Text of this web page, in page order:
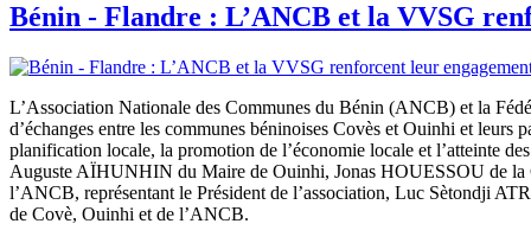
Bénin - Flandre : L’ANCB et la VVSG
L’Association Nationale des Communes du Bénin (ANCB) et la
d’échanges entre les communes béninoises Covès et Ouinhi et
planification locale, la promotion de l’économie locale et l’atteinte
Auguste AÏHUNHIN du Maire de Ouinhi, Jonas HOUESSOU de
l’ANCB, représentant le Président de l’association, Luc Sètondji
de Covè, Ouinhi et de l’ANCB.